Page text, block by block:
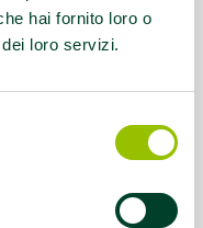
hai fornito loro o
loro servizi.